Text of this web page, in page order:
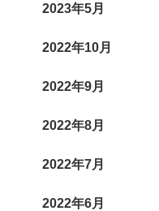
2023年5月
2022年10月
2022年9月
2022年8月
2022年7月
2022年6月